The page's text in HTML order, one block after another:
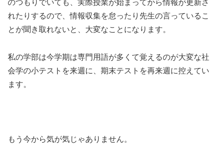
のつもりでいても、実際授業が始まってから情報が更新さ
れたりするので、情報収集を怠ったり先生の言っているこ
とが聞き取れないと、大変なことになります。
私の学部は今学期は専門用語が多くて覚えるのが大変な社
会学の小テストを来週に、期末テストを再来週に控えてい
ます。
もう今から気が気じゃありません。